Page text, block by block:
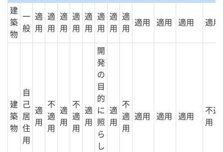
建
築
物
一
般
適
用
適
用
適
用
適
用
適
用
適
用
適
用
適
用
適用 適用 適用 適用
建
築
物
自
己
居
住
用
適
用
不
適
用
適
用
不
適
用
適
用
開
発
の
目
的
に
照
ら
し
適
用
不
適
用
適用 適用 適用
不適
用